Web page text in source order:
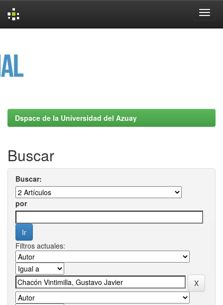
Dspace de la Universidad del Azuay
Buscar
Buscar:
por
Filtros actuales: